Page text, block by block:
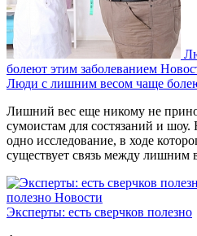
болеют этим заболеванием
Люди с лишним весом чаще
Лишний вес еще никому не
сумоистам для состязаний и
одно исследование, в ходе
существует связь между лишним
полезно Новости
Эксперты: есть сверчков полезно